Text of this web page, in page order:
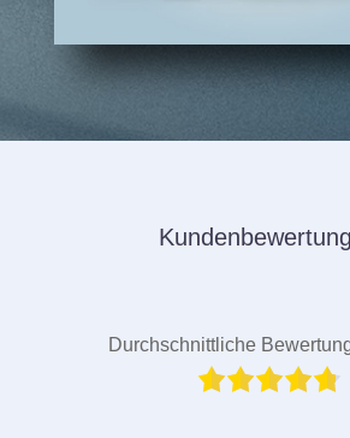
Durchschnittliche